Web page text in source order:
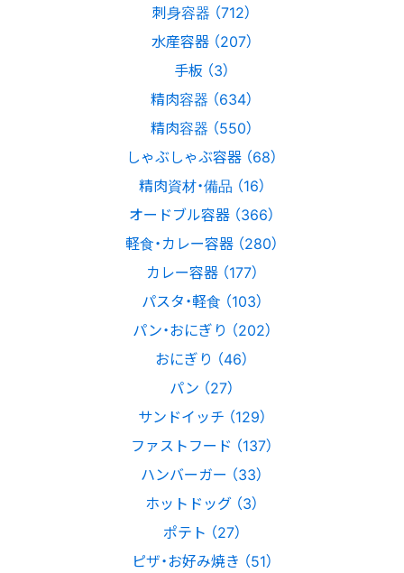
刺身容器 （712）
水産容器 （207）
手板 （3）
精肉容器 （634）
精肉容器 （550）
しゃぶしゃぶ容器 （68）
精肉資材・備品 （16）
オードブル容器 （366）
軽食・カレー容器 （280）
カレー容器 （177）
パスタ・軽食 （103）
パン・おにぎり （202）
おにぎり （46）
パン （27）
サンドイッチ （129）
ファストフード （137）
ハンバーガー （33）
ホットドッグ （3）
ポテト （27）
ピザ・お好み焼き （51）